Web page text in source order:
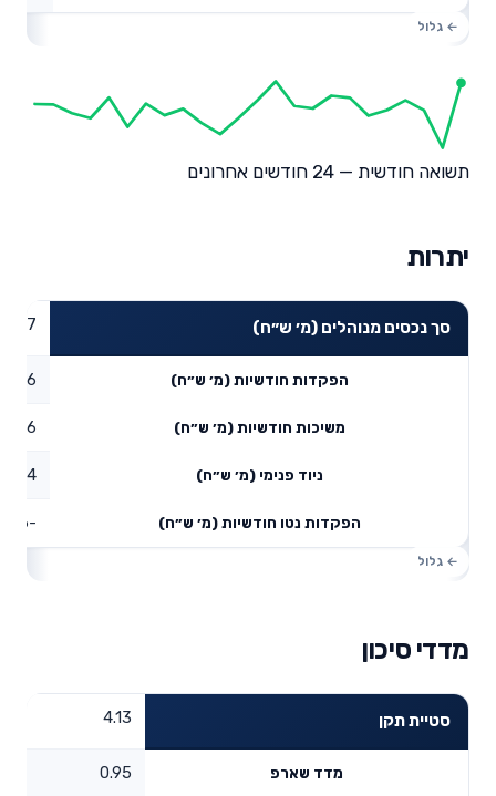
תשואה חודשית — 24 חודשים אחרונים
יתרות
סך נכסים מנוהלים (מ׳ ש״ח)
הפקדות חודשיות (מ׳ ש״ח) 0.06
משיכות חודשיות (מ׳ ש״ח) 0.36
ניוד פנימי (מ׳ ש״ח) 0.24
הפקדות נטו חודשיות (מ׳ ש״ח) -0.06
מדדי סיכון
סטיית תקן 4.13
מדד שארפ 0.95